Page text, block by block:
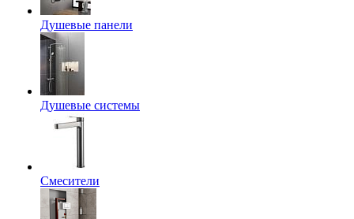
Душевые панели
Душевые системы
Смесители